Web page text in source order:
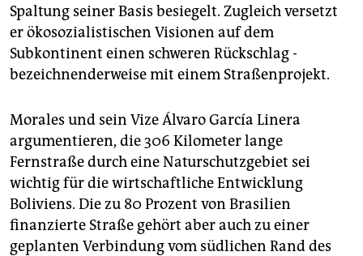
shop
fragen & hilfe
unterstützen
abo
genossenschaft
epaper login
Spaltung seiner Basis besiegelt. Zugleich versetzt
er ökosozialistischen Visionen auf dem
Subkontinent einen schweren Rückschlag -
bezeichnenderweise mit einem Straßenprojekt.
Morales und sein Vize Álvaro García Linera
argumentieren, die 306 Kilometer lange
Fernstraße durch eine Naturschutzgebiet sei
wichtig für die wirtschaftliche Entwicklung
Boliviens. Die zu 80 Prozent von Brasilien
finanzierte Straße gehört aber auch zu einer
geplanten Verbindung vom südlichen Rand des